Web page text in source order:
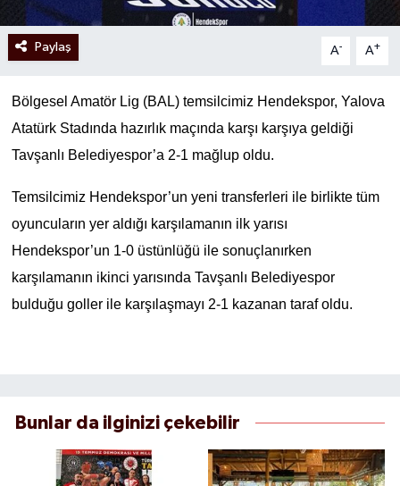
Paylaş A- A+
Bölgesel Amatör Lig (BAL) temsilcimiz Hendekspor, Yalova
Atatürk Stadında hazırlık maçında karşı karşıya geldiği
Tavşanlı Belediyespor’a 2-1 mağlup oldu.
Temsilcimiz Hendekspor’un yeni transferleri ile birlikte tüm
oyuncuların yer aldığı karşılamanın ilk yarısı
Hendekspor’un 1-0 üstünlüğü ile sonuçlanırken
karşılamanın ikinci yarısında Tavşanlı Belediyespor
bulduğu goller ile karşılaşmayı 2-1 kazanan taraf oldu.
Bunlar da ilginizi çekebilir